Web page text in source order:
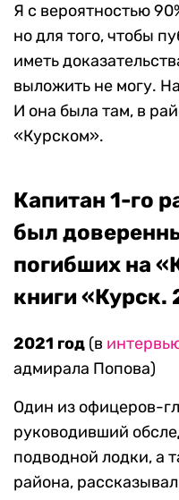
Я с вероятностью
но для того, чтобы
иметь
выложить не могу.
И она была там, в
«Курском».
Капитан 1-го
был
погибших на
книги «Курск.
2021 год (в
адмирала Попова)
Один из офицеров-
руководивший
подводной лодки, а
района,